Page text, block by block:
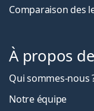
Comparaison des
À propos
Qui sommes-nous
Notre équipe